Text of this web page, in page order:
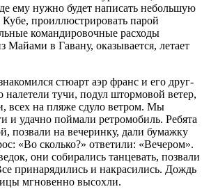
ему нужно будет написать небольшую
проиллюстрировать парой
командировочные расходы
Майами в Гавану, оказывается, летает
стюарт аэр франс и его друг-
налетели тучи, подул штормовой ветер,
всех на пляже сдуло ветром. Мы
и удачно поймали ретромобиль. Ребята
позвали на вечеринку, дали бумажку
«Во сколько?» ответили: «Вечером».
они собирались танцевать, позвали
принарядились и накрасились. Дождь
мгновенно высохли.